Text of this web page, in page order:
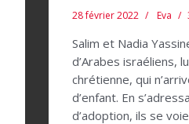
28 février 2022 Eva
Salim et Nadia
d’Arabes israéliens,
chrétienne, qui
d’enfant. En
d’adoption, ils se